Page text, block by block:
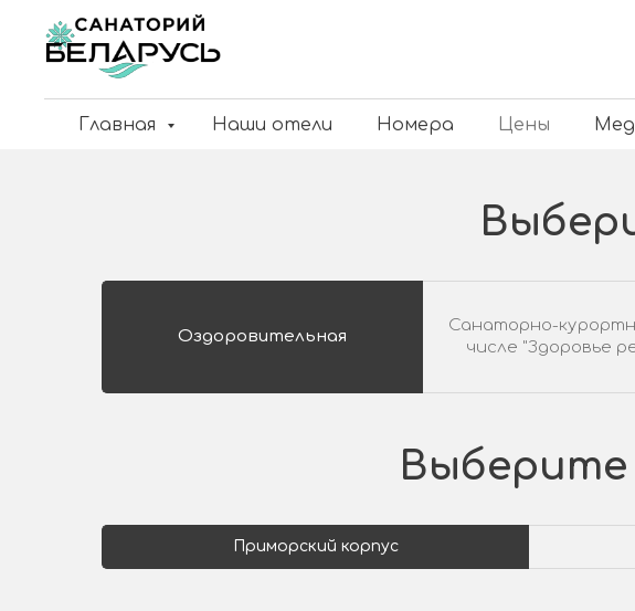
Главная Наши отели Номера Цены
Оздоровительная
Санаторно-
числе "Здоровье
Выберите
Приморский корпус